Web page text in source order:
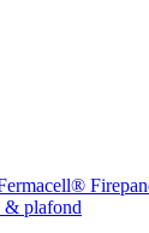
& plafond